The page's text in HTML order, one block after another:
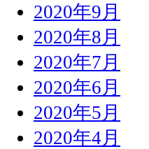
2020年9月
2020年8月
2020年7月
2020年6月
2020年5月
2020年4月